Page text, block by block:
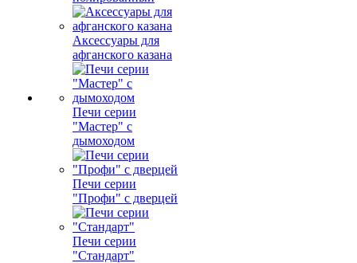
Аксессуары для
афганского казана
Печи серии
"Мастер" с
дымоходом
Печи серии
"Профи" с дверцей
Печи серии
"Стандарт"